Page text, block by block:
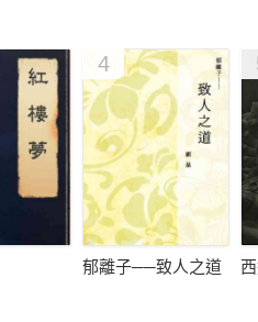
4
郁離子──致人之道